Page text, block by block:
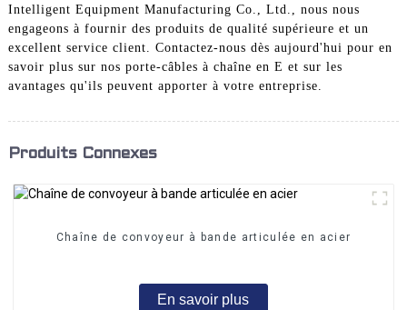
Intelligent Equipment Manufacturing Co., Ltd., nous nous
engageons à fournir des produits de qualité supérieure et un
excellent service client. Contactez-nous dès aujourd'hui pour en
savoir plus sur nos porte-câbles à chaîne en E et sur les
avantages qu'ils peuvent apporter à votre entreprise.
Produits Connexes
Chaîne de convoyeur à bande articulée en acier
En savoir plus